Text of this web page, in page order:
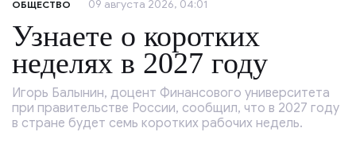
ОБЩЕСТВО 09 августа 2026, 04:01
Узнаете о коротких
неделях в 2027 году
Игорь Балынин, доцент Финансового университета
при правительстве России, сообщил, что в 2027 году
в стране будет семь коротких рабочих недель.